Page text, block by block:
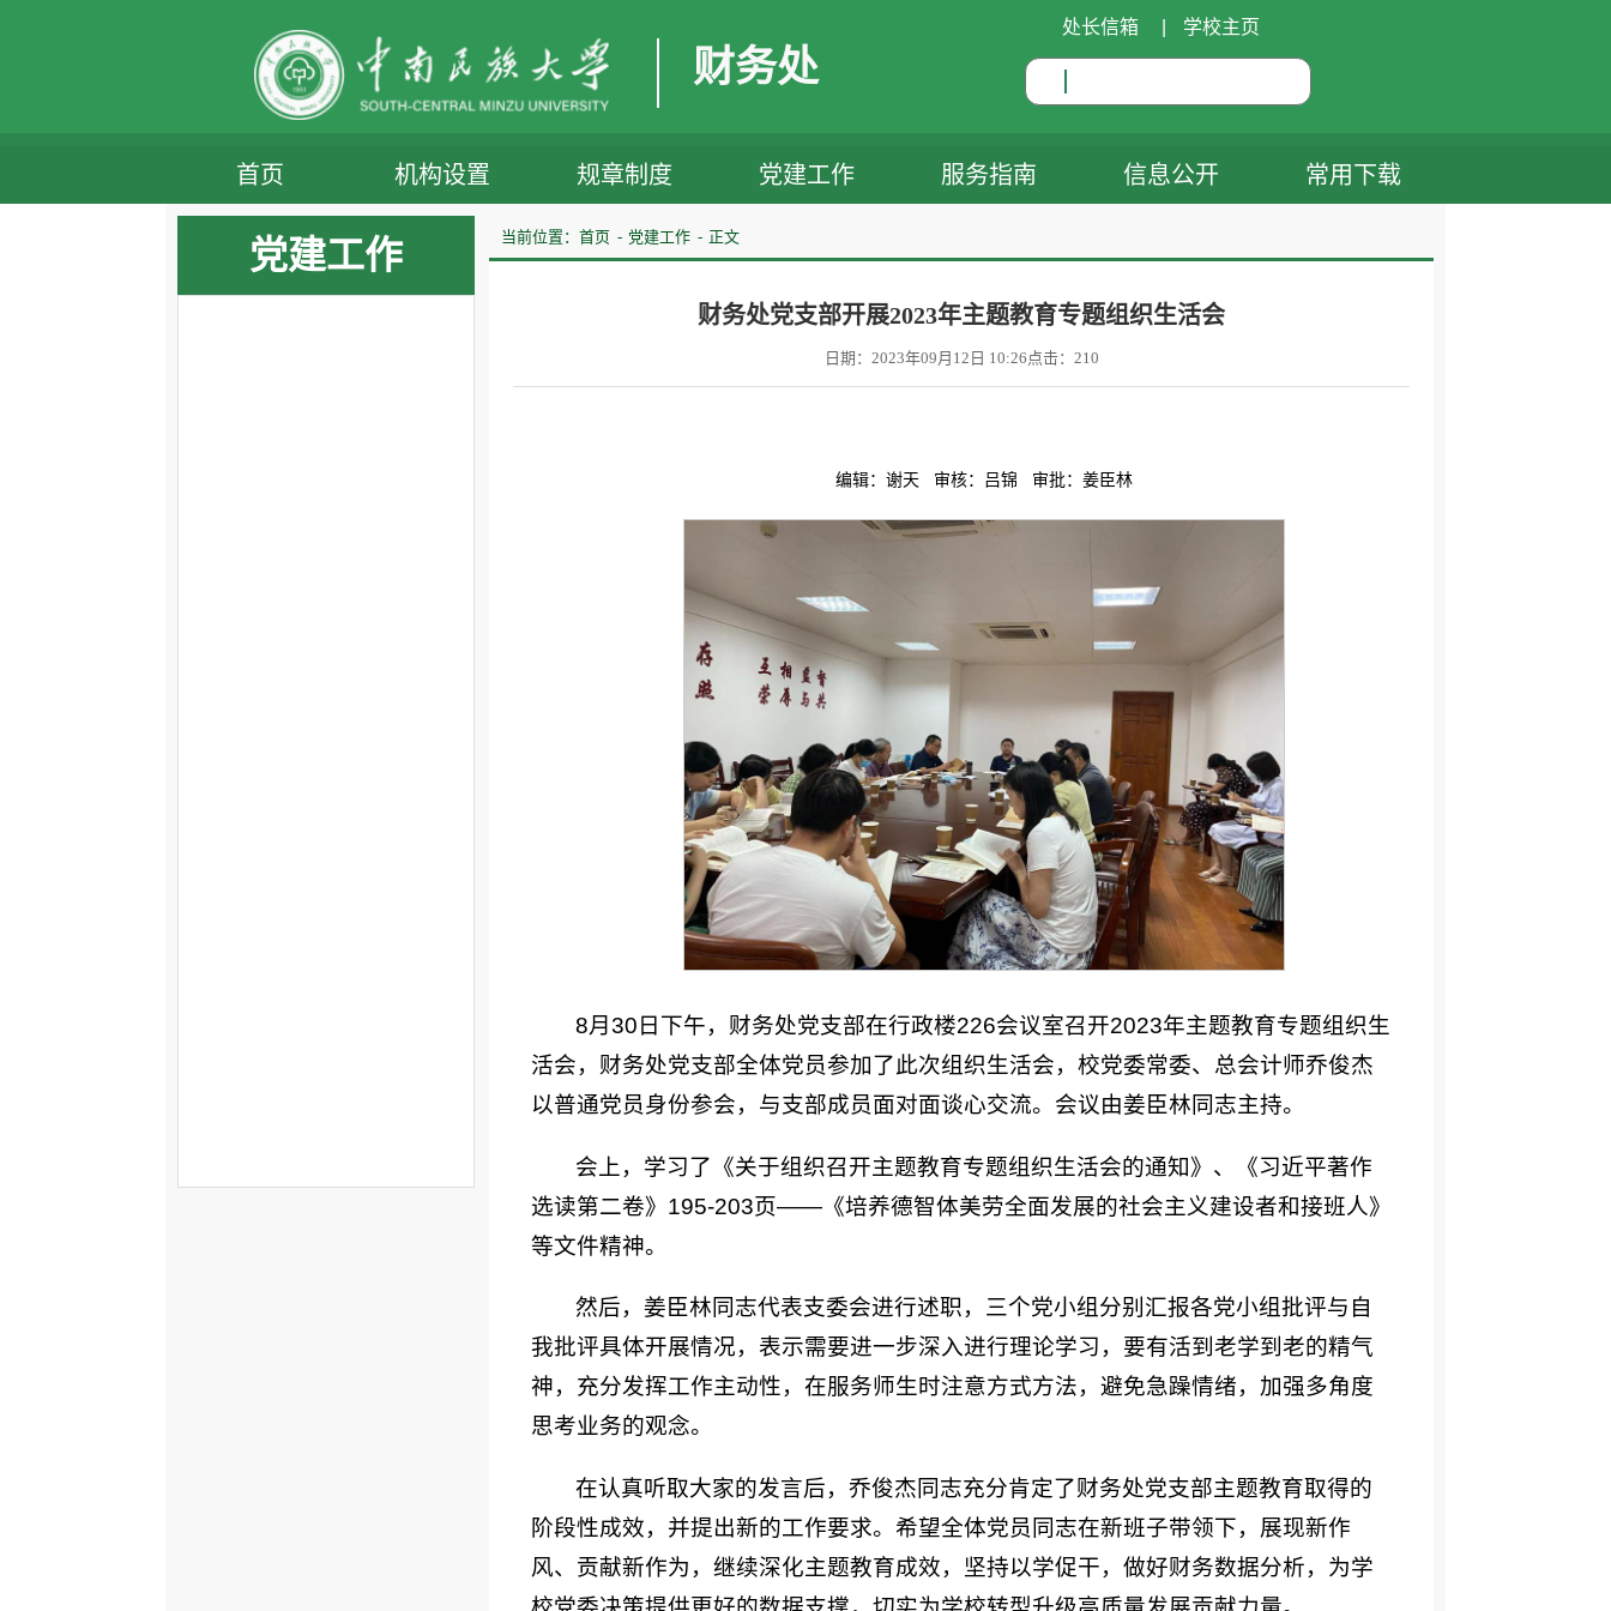
财务处
处长信箱 学校主页
首页 机构设置 规章制度 党建工作 服务指南 信息公开 常用下载
党建工作 当前位置： 首页 党建工作 正文
财务处党支部开展2023年主题教育专题组织生活会
日期：2023年09月12日 10:26 点击： 210
编辑：谢天 审核：吕锦 审批：姜臣林
8月30日下午，财务处党支部在行政楼226会议室召开2023年主题教育专题组织生
活会，财务处党支部全体党员参加了此次组织生活会，校党委常委、总会计师乔俊杰
以普通党员身份参会，与支部成员面对面谈心交流。会议由姜臣林同志主持。
会上，学习了《关于组织召开主题教育专题组织生活会的通知》、《习近平著作
选读第二卷》195-203页——《培养德智体美劳全面发展的社会主义建设者和接班人》
等文件精神。
然后，姜臣林同志代表支委会进行述职，三个党小组分别汇报各党小组批评与自
我批评具体开展情况，表示需要进一步深入进行理论学习，要有活到老学到老的精气
神，充分发挥工作主动性，在服务师生时注意方式方法，避免急躁情绪，加强多角度
思考业务的观念。
在认真听取大家的发言后，乔俊杰同志充分肯定了财务处党支部主题教育取得的
阶段性成效，并提出新的工作要求。希望全体党员同志在新班子带领下，展现新作
风、贡献新作为，继续深化主题教育成效，坚持以学促干，做好财务数据分析，为学